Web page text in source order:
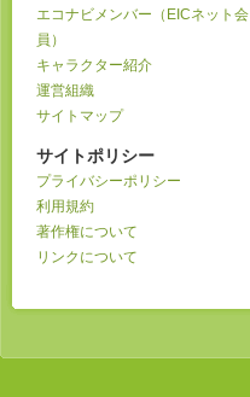
エコナビメンバー（EICネット会
員）
キャラクター紹介
運営組織
サイトマップ
サイトポリシー
プライバシーポリシー
利用規約
著作権について
リンクについて